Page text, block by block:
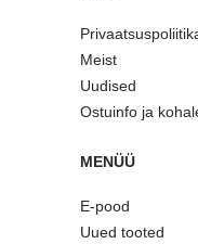
Meist
Uudised
Ostuinfo ja
MENÜÜ
E-pood
Uued tooted